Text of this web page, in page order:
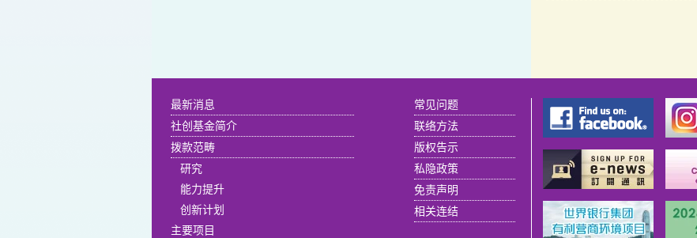
最新消息
社创基金简介
拨款范畴
研究
能力提升
创新计划
主要项目
常见问题
联络方法
版权告示
私隐政策
免责声明
相关连结